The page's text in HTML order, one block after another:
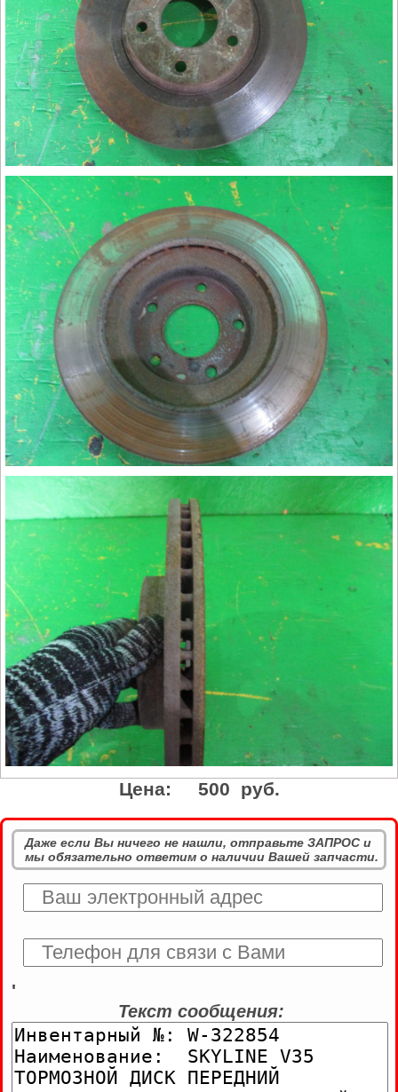
Цена: 500 руб.
Даже если Вы ничего не нашли, отправьте ЗАПРОС и
мы обязательно ответим о наличии Вашей запчасти.
'
Текст сообщения: